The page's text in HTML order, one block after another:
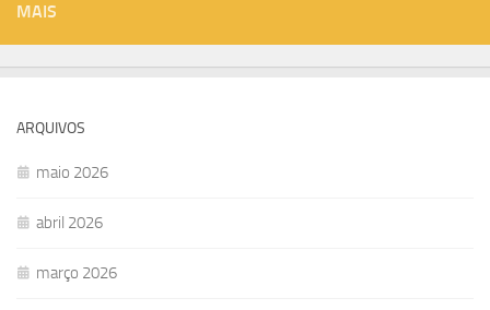
MAIS
ARQUIVOS
maio 2026
abril 2026
março 2026